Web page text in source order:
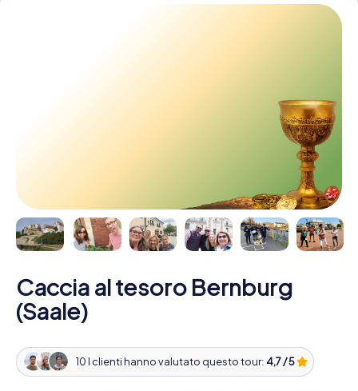
Caccia al tesoro Bernburg
(Saale)
10 I clienti hanno valutato questo tour: 4,7 / 5